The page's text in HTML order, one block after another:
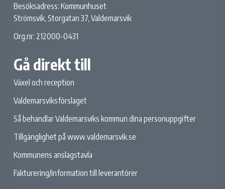
Besöksadress: Kommunhuset
Strömsvik, Storgatan 37, Valdemarsvik
Org.nr: 212000-0431
Gå direkt till
Växel och reception
Valdemarsviksförslaget
Så behandlar Valdemarsviks kommun dina personuppgifter
Tillgänglighet på www.valdemarsvik.se
Kommunens anslagstavla
Fakturering/information till leverantörer